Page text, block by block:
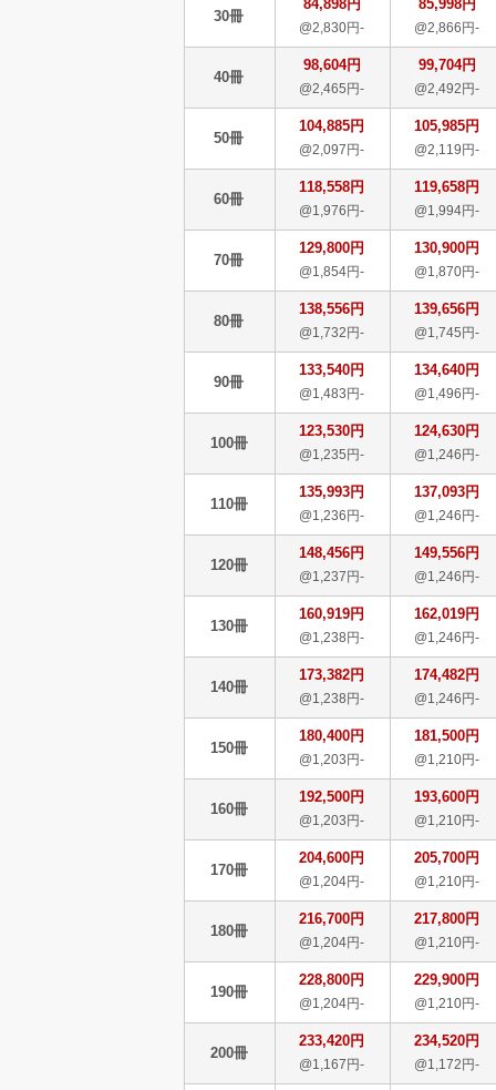
30冊
84,898円
@2,830円-
85,998円
@2,866円-
40冊
98,604円
@2,465円-
99,704円
@2,492円-
50冊
104,885円
@2,097円-
105,985円
@2,119円-
60冊
118,558円
@1,976円-
119,658円
@1,994円-
70冊
129,800円
@1,854円-
130,900円
@1,870円-
80冊
138,556円
@1,732円-
139,656円
@1,745円-
90冊
133,540円
@1,483円-
134,640円
@1,496円-
100冊
123,530円
@1,235円-
124,630円
@1,246円-
110冊
135,993円
@1,236円-
137,093円
@1,246円-
120冊
148,456円
@1,237円-
149,556円
@1,246円-
130冊
160,919円
@1,238円-
162,019円
@1,246円-
140冊
173,382円
@1,238円-
174,482円
@1,246円-
150冊
180,400円
@1,203円-
181,500円
@1,210円-
160冊
192,500円
@1,203円-
193,600円
@1,210円-
170冊
204,600円
@1,204円-
205,700円
@1,210円-
180冊
216,700円
@1,204円-
217,800円
@1,210円-
190冊
228,800円
@1,204円-
229,900円
@1,210円-
200冊
233,420円
@1,167円-
234,520円
@1,172円-